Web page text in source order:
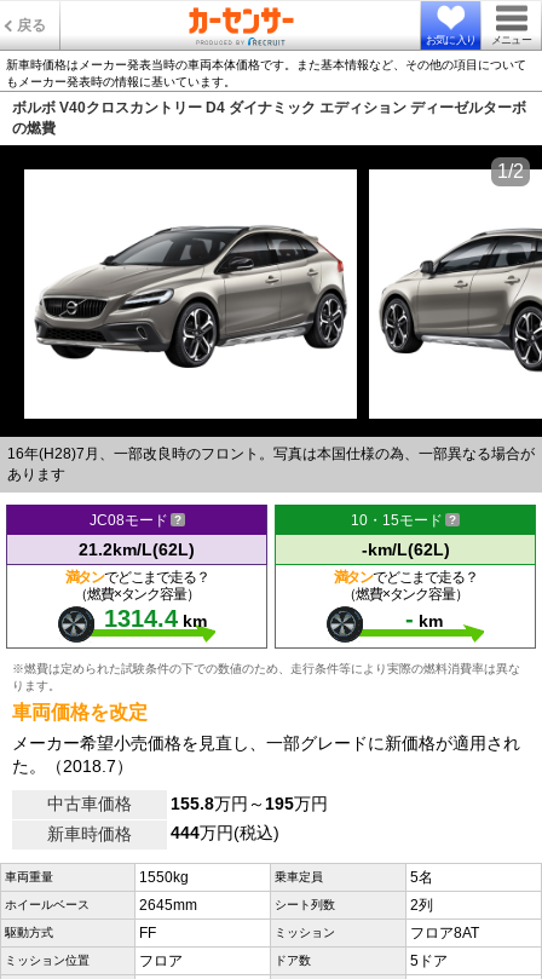
戻る
お気に入り メニュー
新車時価格はメーカー発表当時の車両本体価格です。また基本情報など、その他の項目について
もメーカー発表時の情報に基いています。
ボルボ V40クロスカントリー D4 ダイナミック エディション ディーゼルターボ
の燃費
16年(H28)7月、一部改良時のフロント。写真は本国仕様の為、一部異なる場合が
あります
1/2
JC08モード
21.2km/L(62L)
満タンでどこまで走る？
（燃費×タンク容量）
1314.4 km
10・15モード
-km/L(62L)
満タンでどこまで走る？
（燃費×タンク容量）
- km
※燃費は定められた試験条件の下での数値のため、走行条件等により実際の燃料消費率は異な
ります。
車両価格を改定
メーカー希望小売価格を見直し、一部グレードに新価格が適用され
た。（2018.7）
中古車価格
155.8万円～195万円
新車時価格
444万円(税込)
車両重量 1550kg 乗車定員 5名
ホイールベース 2645mm シート列数 2列
駆動方式 FF ミッション フロア8AT
ミッション位置 フロア ドア数 5ドア